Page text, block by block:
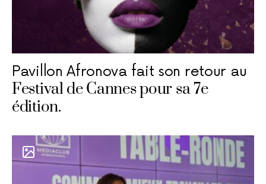
Pavillon Afronova fait son retour au
Festival de Cannes pour sa 7e
édition.